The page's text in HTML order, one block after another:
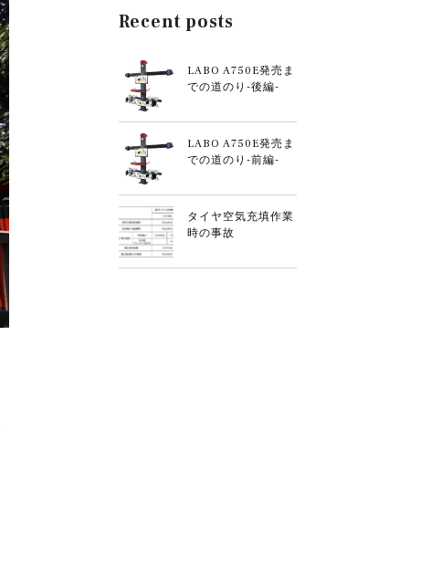
Recent posts
LABO A750E発売ま
での道のり-後編-
LABO A750E発売ま
での道のり-前編-
タイヤ空気充填作業
時の事故